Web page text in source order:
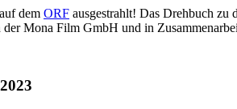
dem ORF ausgestrahlt! Das Drehbuch
Mona Film GmbH und in